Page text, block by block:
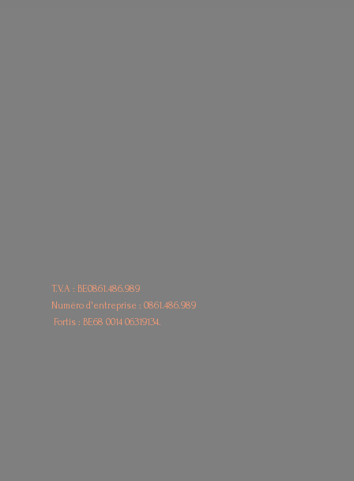
T.V.A : BE0861.486.989
Numéro d'entreprise : 0861.486.989
Fortis : BE680014 06319134.